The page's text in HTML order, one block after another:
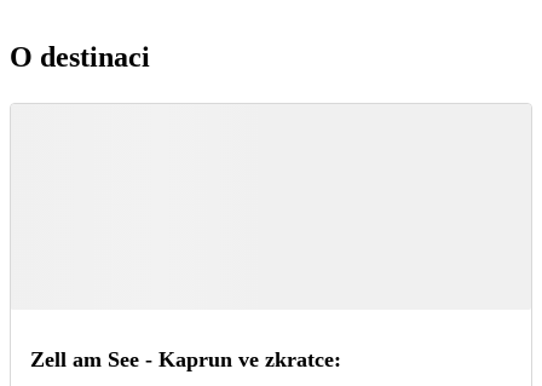
O destinaci
Zell am See - Kaprun ve zkratce: